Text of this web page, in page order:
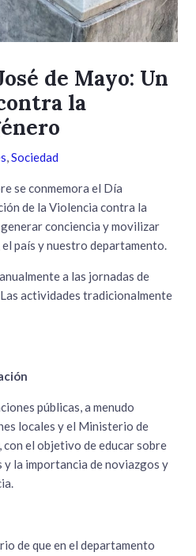
de Mayo: Un
la
,Sociedad
se conmemora el Día
de la Violencia contra la
conciencia y movilizar
país y nuestro departamento.
a las jornadas de
actividades tradicionalmente
públicas, a menudo
locales y el Ministerio de
el objetivo de educar sobre
y la importancia de noviazgos y
de que en el departamento